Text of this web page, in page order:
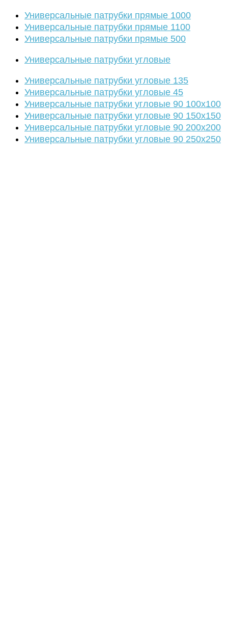
Универсальные патрубки прямые 1000
Универсальные патрубки прямые 1100
Универсальные патрубки прямые 500
Универсальные патрубки угловые
Универсальные патрубки угловые 135
Универсальные патрубки угловые 45
Универсальные патрубки угловые 90 100х100
Универсальные патрубки угловые 90 150х150
Универсальные патрубки угловые 90 200х200
Универсальные патрубки угловые 90 250х250